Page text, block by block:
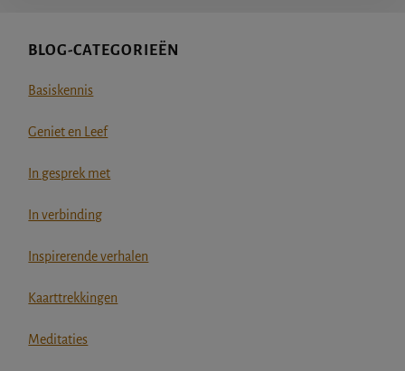
BLOG-CATEGORIEËN
Basiskennis
Geniet en Leef
In gesprek met
In verbinding
Inspirerende verhalen
Kaarttrekkingen
Meditaties